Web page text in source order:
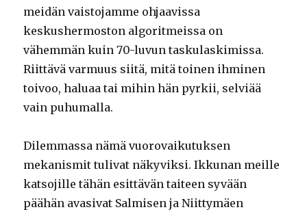
meidän vaistojamme ohjaavissa
keskushermoston algoritmeissa on
vähemmän kuin 70-luvun taskulaskimissa.
Riittävä varmuus siitä, mitä toinen ihminen
toivoo, haluaa tai mihin hän pyrkii, selviää
vain puhumalla.
Dilemmassa nämä vuorovaikutuksen
mekanismit tulivat näkyviksi. Ikkunan meille
katsojille tähän esittävän taiteen syvään
päähän avasivat Salmisen ja Niittymäen